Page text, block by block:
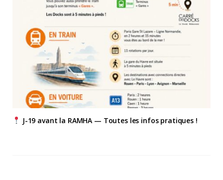
J-19 avant la RAMHA — Toutes les infos pratiques !